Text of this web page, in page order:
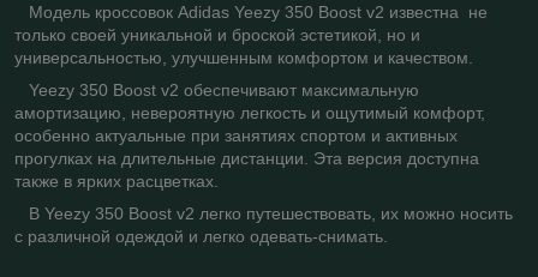
Модель кроссовок Adidas Yeezy 350 Boost v2 известна не
только своей уникальной и броской эстетикой, но и
универсальностью, улучшенным комфортом и качеством.
Yeezy 350 Boost v2 обеспечивают максимальную
амортизацию, невероятную легкость и ощутимый комфорт,
особенно актуальные при занятиях спортом и активных
прогулках на длительные дистанции. Эта версия доступна
также в ярких расцветках.
В Yeezy 350 Boost v2 легко путешествовать, их можно носить
с различной одеждой и легко одевать-снимать.